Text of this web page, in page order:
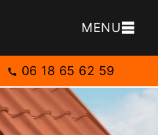
MENU
06 18 65 62 59